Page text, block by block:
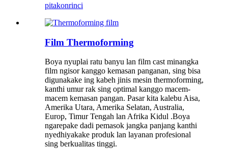
pitakonrinci
Film Thermoforming
Boya nyuplai ratu banyu lan film cast minangka
film ngisor kanggo kemasan panganan, sing bisa
digunakake ing kabeh jinis mesin thermoforming,
kanthi umur rak sing optimal kanggo macem-
macem kemasan pangan. Pasar kita kalebu Aisa,
Amerika Utara, Amerika Selatan, Australia,
Europ, Timur Tengah lan Afrika Kidul .Boya
ngarepake dadi pemasok jangka panjang kanthi
nyedhiyakake produk lan layanan profesional
sing berkualitas tinggi.